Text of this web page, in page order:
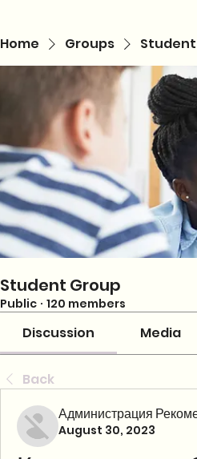
Home Groups
Student Group
Public · 120 members
Discussion Media
Back
Администрация
August 30, 2023